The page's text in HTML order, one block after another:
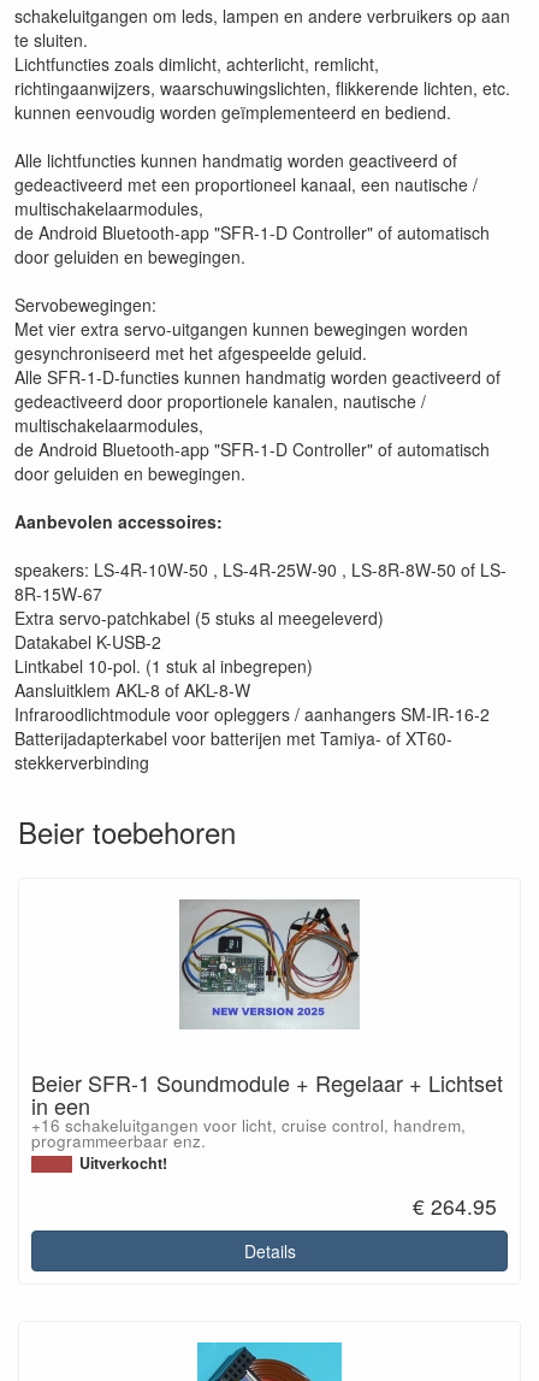
schakeluitgangen om leds, lampen en andere verbruikers op aan
te sluiten.
Lichtfuncties zoals dimlicht, achterlicht, remlicht,
richtingaanwijzers, waarschuwingslichten, flikkerende lichten, etc.
kunnen eenvoudig worden geïmplementeerd en bediend.
Alle lichtfuncties kunnen handmatig worden geactiveerd of
gedeactiveerd met een proportioneel kanaal, een nautische /
multischakelaarmodules,
de Android Bluetooth-app "SFR-1-D Controller" of automatisch
door geluiden en bewegingen.
Servobewegingen:
Met vier extra servo-uitgangen kunnen bewegingen worden
gesynchroniseerd met het afgespeelde geluid.
Alle SFR-1-D-functies kunnen handmatig worden geactiveerd of
gedeactiveerd door proportionele kanalen, nautische /
multischakelaarmodules,
de Android Bluetooth-app "SFR-1-D Controller" of automatisch
door geluiden en bewegingen.
Aanbevolen accessoires:
speakers: LS-4R-10W-50 , LS-4R-25W-90 , LS-8R-8W-50 of LS-
8R-15W-67
Extra servo-patchkabel (5 stuks al meegeleverd)
Datakabel K-USB-2
Lintkabel 10-pol. (1 stuk al inbegrepen)
Aansluitklem AKL-8 of AKL-8-W
Infraroodlichtmodule voor opleggers / aanhangers SM-IR-16-2
Batterijadapterkabel voor batterijen met Tamiya- of XT60-
stekkerverbinding
Beier toebehoren
Beier SFR-1 Soundmodule + Regelaar + Lichtset
in een
+16 schakeluitgangen voor licht, cruise control, handrem,
programmeerbaar enz.
Uitverkocht!
€ 264.95
Details